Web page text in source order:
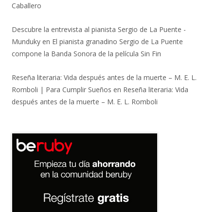
Caballero
Descubre la entrevista al pianista Sergio de La Puente -
Munduky en El pianista granadino Sergio de La Puente
compone la Banda Sonora de la película Sin Fin
Reseña literaria: Vida después antes de la muerte – M. E. L.
Romboli | Para Cumplir Sueños en Reseña literaria: Vida
después antes de la muerte – M. E. L. Romboli